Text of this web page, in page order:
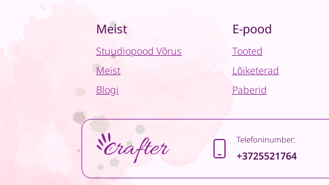
Meist
Stuudiopood Võrus
Meist
Blogi
E-pood
Tooted
Lõiketerad
Paberid
Telefoninumber:
+3725521764